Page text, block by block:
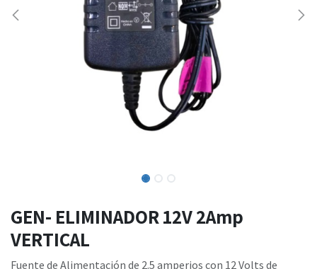
GEN- ELIMINADOR 12V 2Amp
VERTICAL
Fuente de Alimentación de 2.5 amperios con 12 Volts de